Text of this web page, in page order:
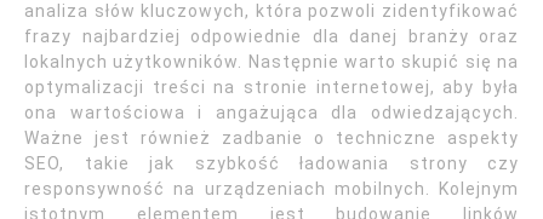
analiza słów kluczowych, która pozwoli zidentyfikować
frazy najbardziej odpowiednie dla danej branży oraz
lokalnych użytkowników. Następnie warto skupić się na
optymalizacji treści na stronie internetowej, aby była
ona wartościowa i angażująca dla odwiedzających.
Ważne jest również zadbanie o techniczne aspekty
SEO, takie jak szybkość ładowania strony czy
responsywność na urządzeniach mobilnych. Kolejnym
istotnym elementem jest budowanie linków